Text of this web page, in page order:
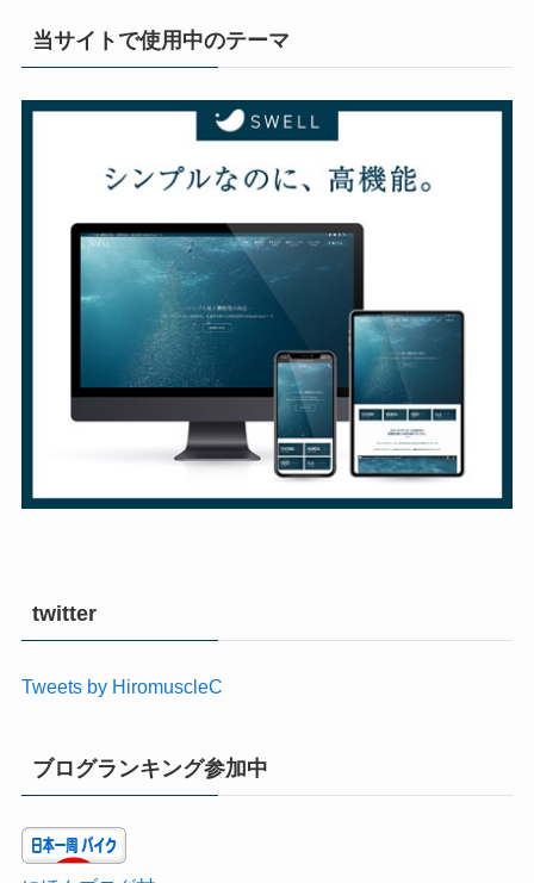
当サイトで使用中のテーマ
twitter
Tweets by HiromuscleC
ブログランキング参加中